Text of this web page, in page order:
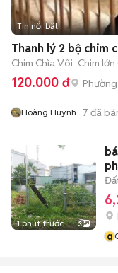
Tin nổi bật
Thanh lý 2 bộ chim
Chim Chìa Vôi Chim
120.000 đ
Hoàng Huynh 7 đã
1 phút trước 3
q